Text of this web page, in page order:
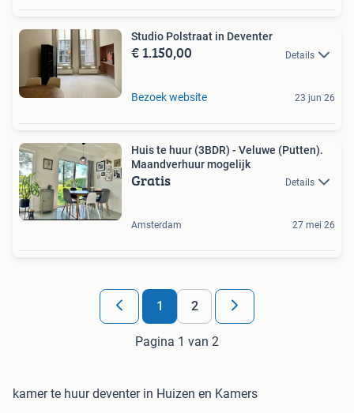
Studio Polstraat in Deventer
€ 1.150,00 Details
Bezoek website 23 jun 26
Huis te huur (3BDR) - Veluwe (Putten).
Maandverhuur mogelijk
Gratis Details
Amsterdam 27 mei 26
1 2
Pagina 1 van 2
kamer te huur deventer in Huizen en Kamers